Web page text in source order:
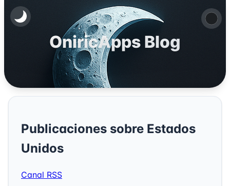
OniricApps Blog
Publicaciones sobre Estados
Unidos
Canal RSS